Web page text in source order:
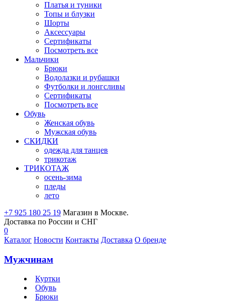
Платья и туники
Топы и блузки
Шорты
Аксессуары
Сертификаты
Посмотреть все
Мальчики
Брюки
Водолазки и рубашки
Футболки и лонгсливы
Сертификаты
Посмотреть все
Обувь
Женская обувь
Мужская обувь
СКИДКИ
одежда для танцев
трикотаж
ТРИКОТАЖ
осень-зима
пледы
лето
+7 925 180 25 19 Магазин в Москве.
Доставка по России и СНГ
0
Каталог Новости Контакты Доставка О бренде
Мужчинам
Куртки
Обувь
Брюки